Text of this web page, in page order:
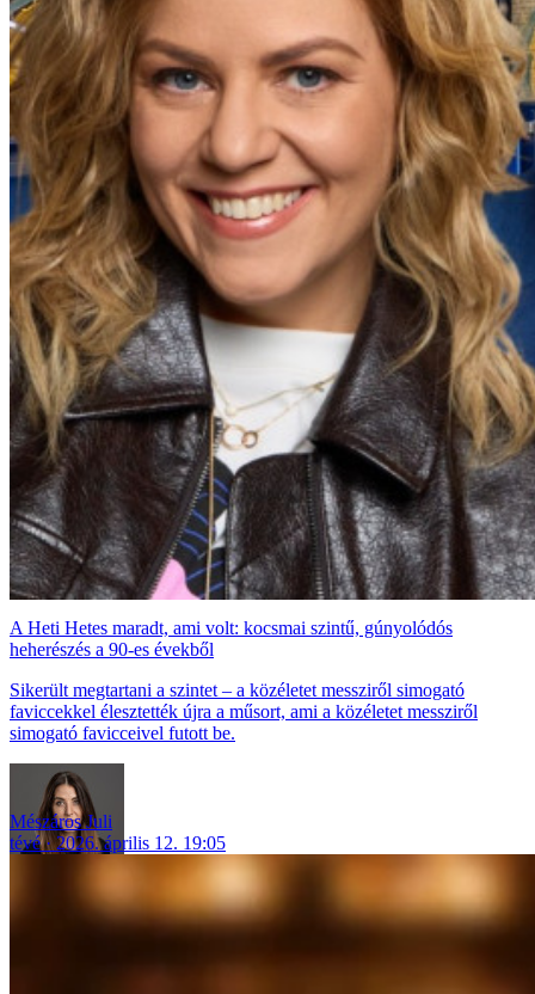
A Heti Hetes maradt, ami volt: kocsmai szintű, gúnyolódós
heherészés a 90-es évekből
Sikerült megtartani a szintet – a közéletet messziről simogató
faviccekkel élesztették újra a műsort, ami a közéletet messziről
simogató favicceivel futott be.
Mészáros Juli
tévé
2026. április 12. 19:05